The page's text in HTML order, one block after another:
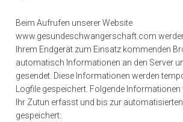
Beim Aufrufen unserer Website
www.gesundeschwangerschaft.com
Ihrem Endgerät zum Einsatz kommenden
automatisch Informationen an den Server
gesendet. Diese Informationen werden
Logfile gespeichert. Folgende
Ihr Zutun erfasst und bis zur
gespeichert: